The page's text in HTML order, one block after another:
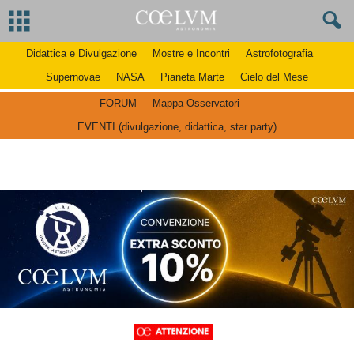
Didattica e Divulgazione Mostre e Incontri
Astrofotografia
Supernovae
NASA Pianeta Marte Cielo del Mese
FORUM
Mappa Osservatori
EVENTI (divulgazione, didattica, star party)